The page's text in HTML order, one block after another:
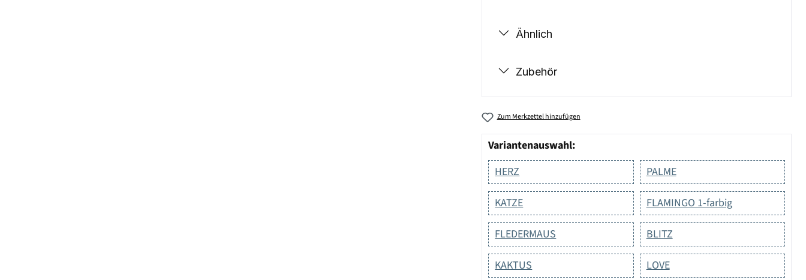
Ähnlich
Zubehör
Zum Merkzettel hinzufügen
Variantenauswahl:
HERZ
PALME
KATZE FLAMINGO 1-farbig
FLEDERMAUS BLITZ
KAKTUS LOVE